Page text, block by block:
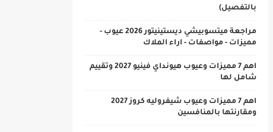
بالتفصيل)
مراجعة ميتسوبيشي ديستينيتور 2026 عيوب -
مميزات - مواصفات - اراء الملاك
اهم 7 مميزات وعيوب هيونداي فينيو 2027 وتقييم
شامل لها
اهم 7 مميزات وعيوب شيفروليه كروز 2027
ومقارنتها بالمنافسين